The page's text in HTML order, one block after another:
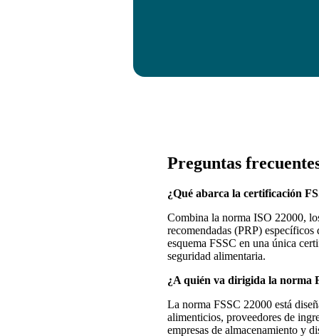
Preguntas
¿Qué abarca la certificación
Combina la norma ISO 22000,
recomendadas (PRP)
esquema FSSC en una única
seguridad alimentaria.
¿A quién va dirigida la norma
La norma FSSC 22000 está
alimenticios, proveedores de
empresas de almacenamiento y